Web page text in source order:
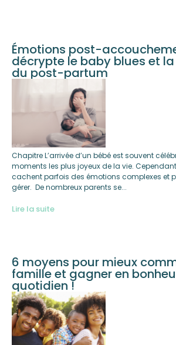
Émotions post-
décrypte le baby blues et
du post-partum
Chapitre L’arrivée d’un bébé est souvent
moments les plus joyeux de la vie.
cachent parfois des émotions complexes et
gérer. De nombreux parents se...
Lire la suite
6 moyens pour mieux
famille et gagner en
quotidien !